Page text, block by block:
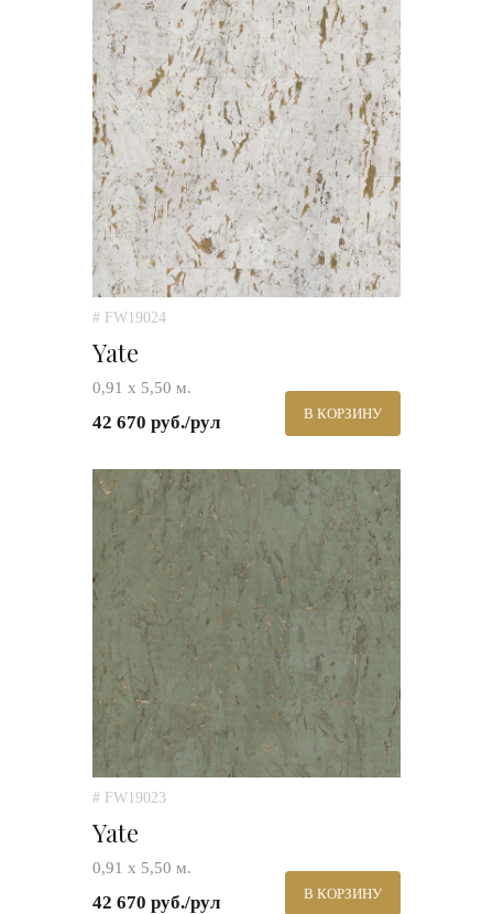
# FW19024
Yate
0,91 х 5,50 м.
42 670 руб./рул В КОРЗИНУ
# FW19023
Yate
0,91 х 5,50 м.
42 670 руб./рул В КОРЗИНУ